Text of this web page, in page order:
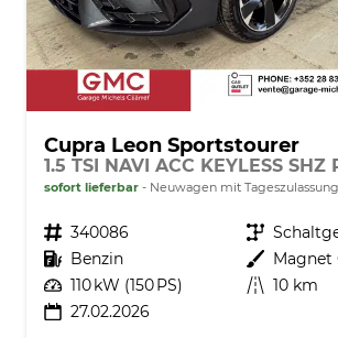
Cupra Leon Sportstourer
1.5 TSI NAVI ACC KEYLESS SHZ
sofort lieferbar Neuwagen mit Tageszulassung
Fahrzeugnr. 340086 Getriebe
Kraftstoff Benzin Außenfarbe Magnet
Leistung 110 kW (150 PS) Kilometerstand 10 km
27.02.2026